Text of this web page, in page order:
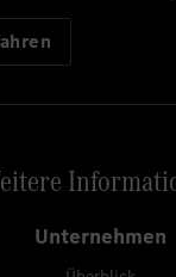
Unternehmen